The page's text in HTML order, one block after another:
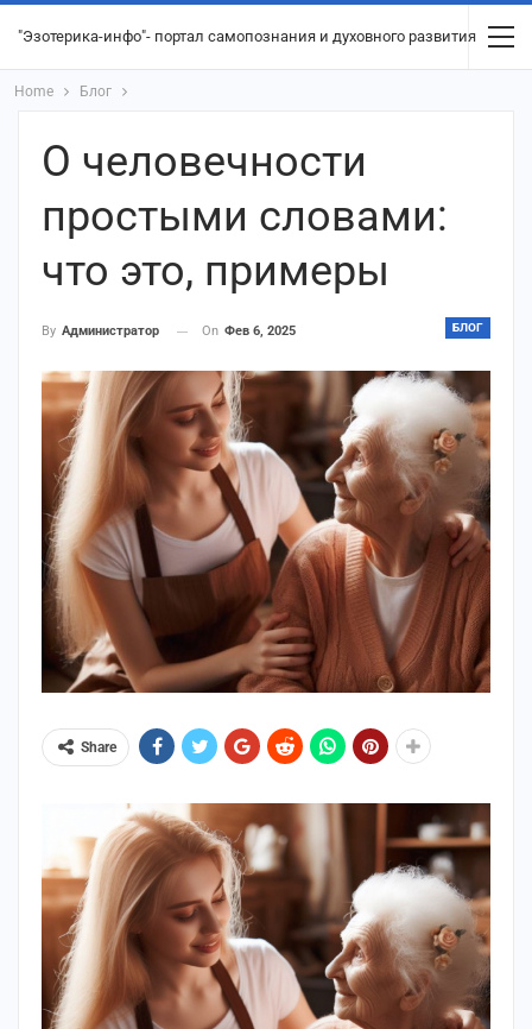
"Эзотерика-инфо"- портал самопознания и духовного развития
Home Блог
О человечности
простыми словами:
что это, примеры
БЛОГ
By Администратор On Фев 6, 2025
Share